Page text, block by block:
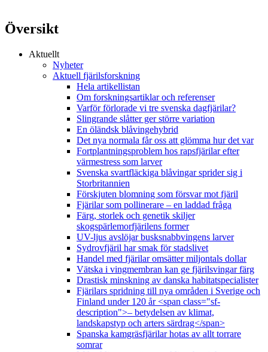
Översikt
Aktuellt
Nyheter
Aktuell fjärilsforskning
Hela artikellistan
Om forskningsartiklar och referenser
Varför förlorade vi tre svenska dagfjärilar?
Slingrande slåtter ger större variation
En öländsk blåvingehybrid
Det nya normala får oss att glömma hur det var
Fortplantningsproblem hos rapsfjärilar efter
värmestress som larver
Svenska svartfläckiga blåvingar sprider sig i
Storbritannien
Förskjuten blomning som försvar mot fjäril
Fjärilar som pollinerare – en laddad fråga
Färg, storlek och genetik skiljer
skogspärlemorfjärilens former
UV-ljus avslöjar busksnabbvingens larver
Sydrovfjäril har smak för stadslivet
Handel med fjärilar omsätter miljontals dollar
Vätska i vingmembran kan ge fjärilsvingar färg
Drastisk minskning av danska habitatspecialister
Fjärilars spridning till nya områden i Sverige och
Finland under 120 år <span class="sf-
description">– betydelsen av klimat,
landskapstyp och arters särdrag</span>
Spanska kamgräsfjärilar hotas av allt torrare
somrar